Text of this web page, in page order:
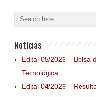
Notícias
Edital 05/2026 – Bolsa
Tecnológica
Edital 04/2026 –